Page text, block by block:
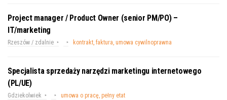
Project manager / Product Owner (senior PM/PO) –
IT/marketing
Rzeszów / zdalnie kontrakt, faktura, umowa cywilnoprawna
Specjalista sprzedaży narzędzi marketingu internetowego
(PL/UE)
Gdziekolwiek umowa o pracę, pełny etat